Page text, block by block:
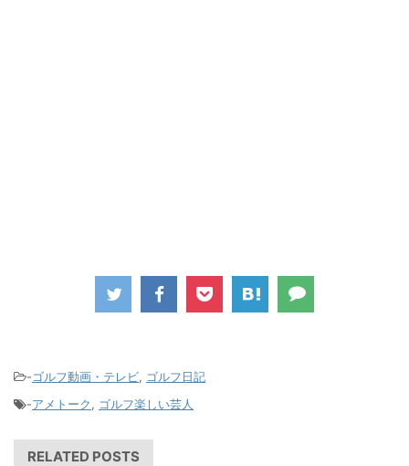
-ゴルフ動画・テレビ, ゴルフ日記
-アメトーク, ゴルフ楽しい芸人
RELATED POSTS